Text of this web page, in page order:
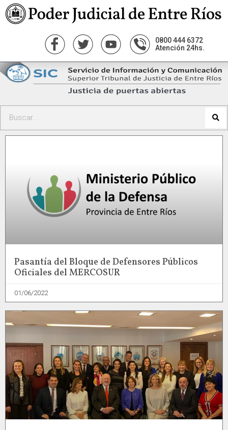
0800 444 6372
Atención 24hs.
Pasantía del Bloque de Defensores Públicos
Oficiales del MERCOSUR
01/06/2022